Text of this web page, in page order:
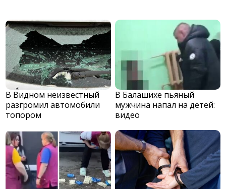
В Видном неизвестный
разгромил автомобили
топором
В Балашихе пьяный
мужчина напал на детей:
видео